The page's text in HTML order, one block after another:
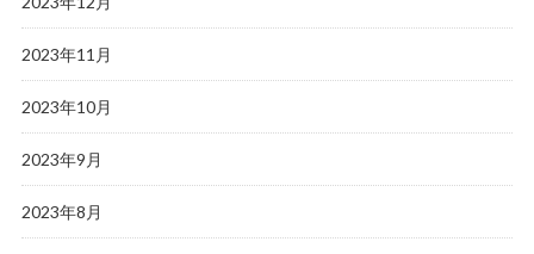
2023年11月
2023年10月
2023年9月
2023年8月